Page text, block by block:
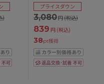
) 3,080円(税込)
プライスダウン
839 円 (税込)
38pt獲得